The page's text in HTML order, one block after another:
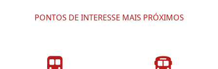
PONTOS DE INTERESSE MAIS PRÓXIMOS